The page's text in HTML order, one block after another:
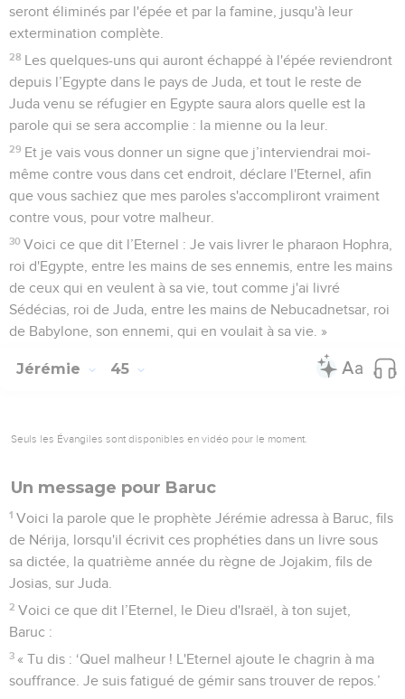
seront éliminés par l'épée et par la famine, jusqu'à leur
extermination complète.
28 Les quelques-uns qui auront échappé à l'épée reviendront
depuis l’Egypte dans le pays de Juda, et tout le reste de
Juda venu se réfugier en Egypte saura alors quelle est la
parole qui se sera accomplie : la mienne ou la leur.
29 Et je vais vous donner un signe que j’interviendrai moi-
même contre vous dans cet endroit, déclare l'Eternel, afin
que vous sachiez que mes paroles s'accompliront vraiment
contre vous, pour votre malheur.
30 Voici ce que dit l’Eternel : Je vais livrer le pharaon Hophra,
roi d'Egypte, entre les mains de ses ennemis, entre les mains
de ceux qui en veulent à sa vie, tout comme j'ai livré
Sédécias, roi de Juda, entre les mains de Nebucadnetsar, roi
de Babylone, son ennemi, qui en voulait à sa vie. »
Jérémie 45
Seuls les Évangiles sont disponibles en vidéo pour le moment.
Un message pour Baruc
1 Voici la parole que le prophète Jérémie adressa à Baruc, fils
de Nérija, lorsqu'il écrivit ces prophéties dans un livre sous
sa dictée, la quatrième année du règne de Jojakim, fils de
Josias, sur Juda.
2 Voici ce que dit l’Eternel, le Dieu d'Israël, à ton sujet,
Baruc :
3 « Tu dis : ‘Quel malheur ! L'Eternel ajoute le chagrin à ma
souffrance. Je suis fatigué de gémir sans trouver de repos.’